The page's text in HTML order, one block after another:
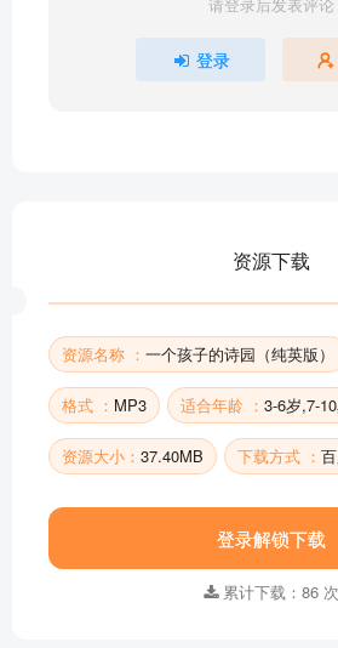
Looking Forward
部分目录展示 ▶ 下载后解锁 41
登录
资源下载
资源名称 ： 一个孩子的诗园（纯英版）
格式 ： MP3 适合年龄 ： 3-6岁,7-
资源大小： 37.40MB 下载方式 ：
登录解锁下载
累计下载：86 次